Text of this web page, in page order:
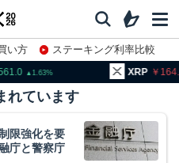
い方
ステーキング利率比較
XRP 164.40
れています
限強化を要
庁と警察庁